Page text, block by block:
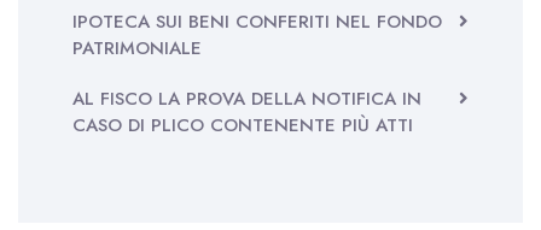
IPOTECA SUI BENI CONFERITI NEL FONDO
PATRIMONIALE
AL FISCO LA PROVA DELLA NOTIFICA IN
CASO DI PLICO CONTENENTE PIÙ ATTI